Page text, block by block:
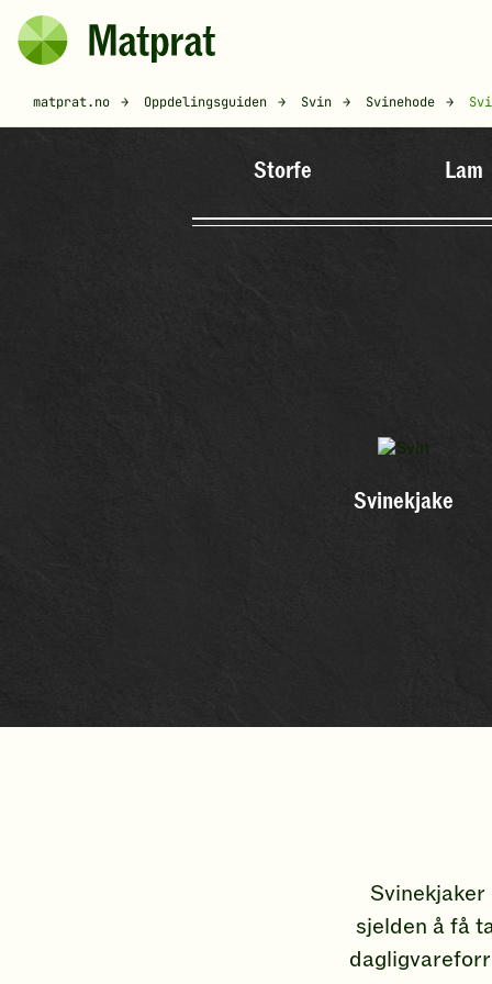
Hopp til hovedinnhold
Matprat
matprat.no Oppdelingsguiden Svin Svinehode
Storfe Lam
Svinekjake
sjelden å få